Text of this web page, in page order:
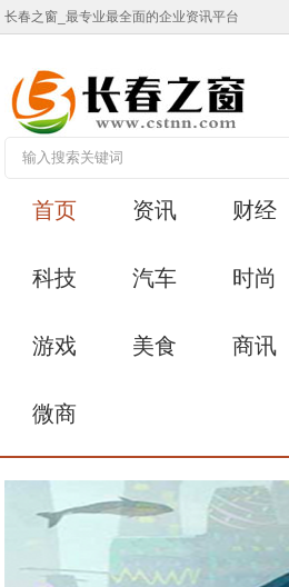
长春之窗_最专业最全面的企业资讯平台
首页 资讯 财经
科技 汽车 时尚
游戏 美食 商讯
微商